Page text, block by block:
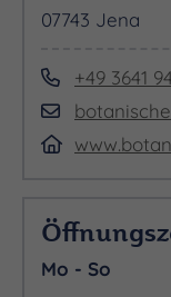
07743 Jena
+49 3641
Mo - So